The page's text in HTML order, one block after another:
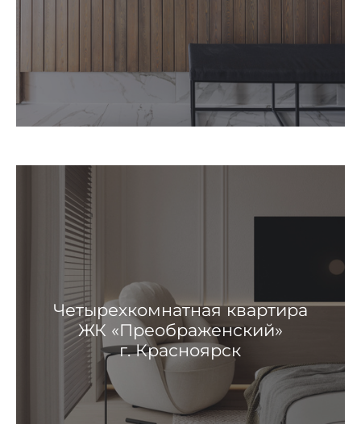
Четырехкомнатная квартира
ЖК «Преображенский»
г. Красноярск